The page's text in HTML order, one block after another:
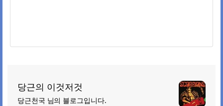
당근의 이것저것
당근천국 님의 블로그입니다.